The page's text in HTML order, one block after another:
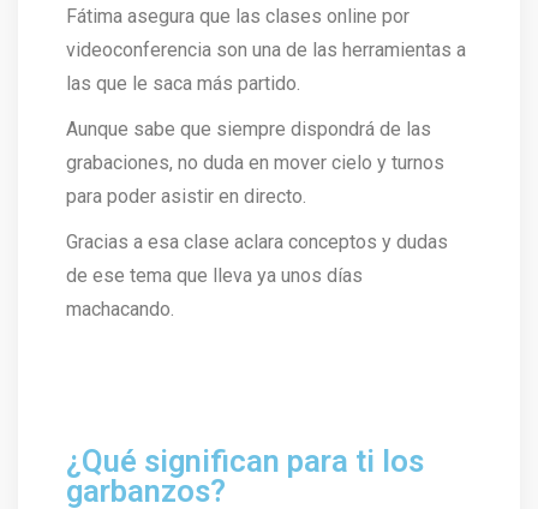
Fátima asegura que las clases online por
videoconferencia son una de las herramientas a
las que le saca más partido.
Aunque sabe que siempre dispondrá de las
grabaciones, no duda en mover cielo y turnos
para poder asistir en directo.
Gracias a esa clase aclara conceptos y dudas
de ese tema que lleva ya unos días
machacando.
¿Qué significan para ti los
garbanzos?